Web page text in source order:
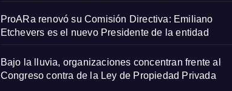
ProARa renovó su Comisión Directiva: Emiliano
Etchevers es el nuevo Presidente de la entidad
Bajo la lluvia, organizaciones concentran frente al
Congreso contra de la Ley de Propiedad Privada